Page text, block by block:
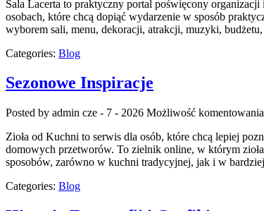
Sala Lacerta to praktyczny portal poświęcony
osobach, które chcą dopiąć wydarzenie w sposób
wyborem sali, menu, dekoracji, atrakcji, muzyki,
Categories: Blog
Sezonowe Inspiracje
Posted by admin cze - 7 - 2026 Możliwość komentowania
Zioła od Kuchni to serwis dla osób, które chcą lepiej
domowych przetworów. To zielnik online, w którym
sposobów, zarówno w kuchni tradycyjnej, jak i w
Categories: Blog